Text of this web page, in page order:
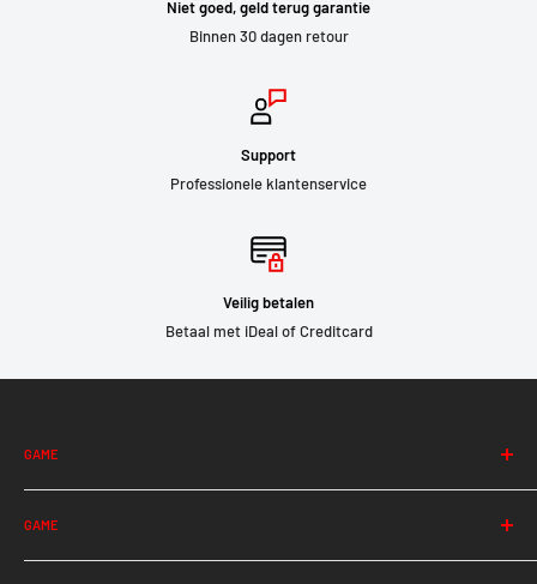
Niet goed, geld terug garantie
Binnen 30 dagen retour
Support
Professionele klantenservice
Veilig betalen
Betaal met iDeal of Creditcard
GAME
Albion
Among Us
Apex Legends
GAME
Halo Infinite